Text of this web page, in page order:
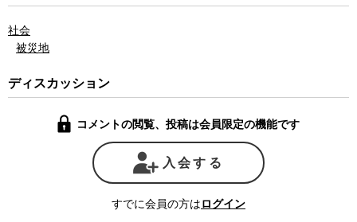
社会
被災地
ディスカッション
コメントの閲覧、投稿は会員限定の機能です
入会する
すでに会員の方は ログイン